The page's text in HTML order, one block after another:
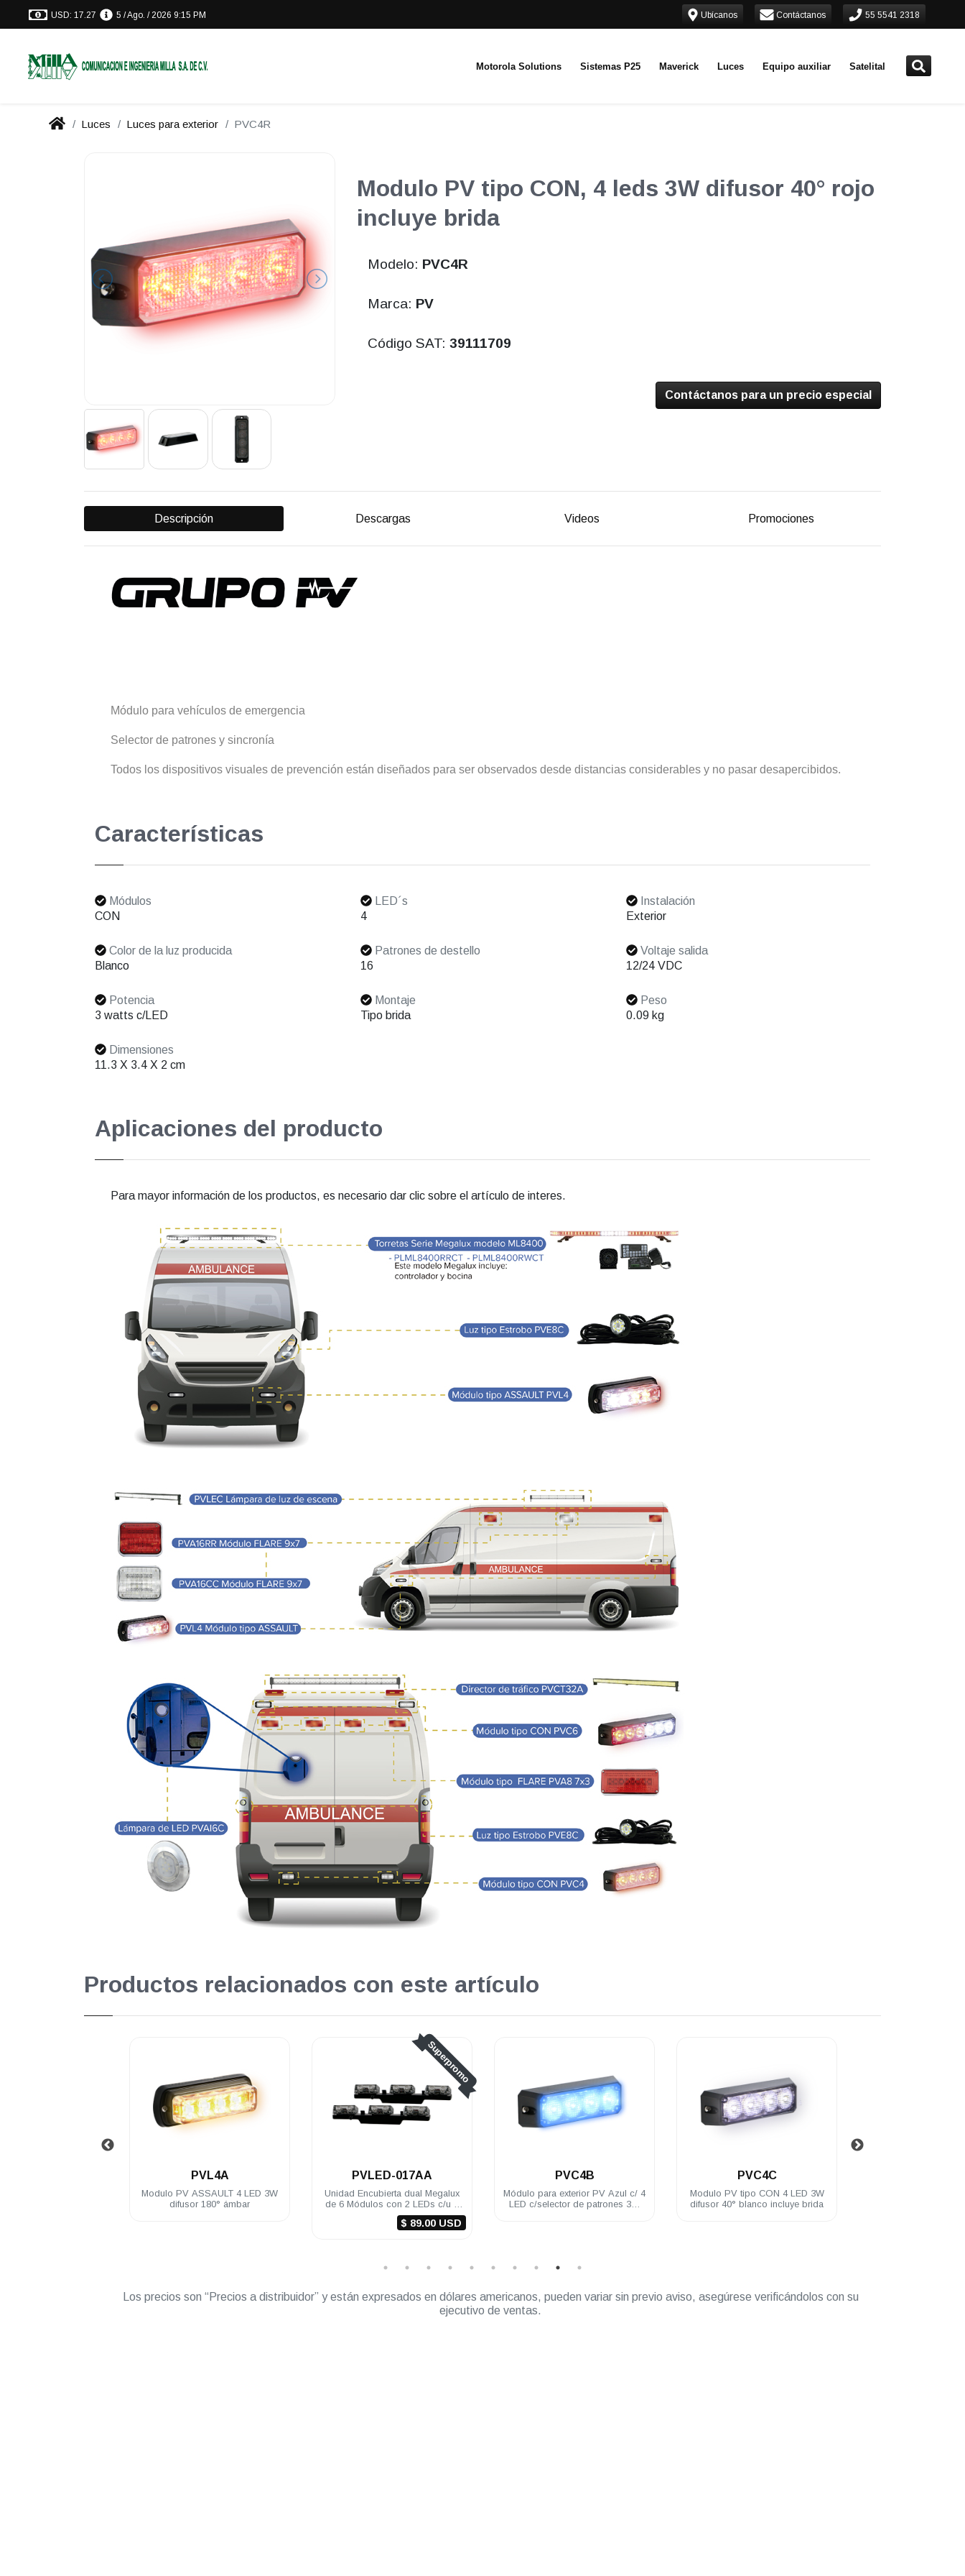
USD: 17.27 5 / Ago. / 2026 9:15 PM Ubícanos Contáctanos 55 5541 2318
Motorola Solutions Sistemas P25 Maverick Luces Equipo auxiliar Satelital
Luces Luces para exterior PVC4R
Modulo PV tipo CON, 4 leds 3W difusor 40° rojo
incluye brida
Modelo: PVC4R
Marca: PV
Código SAT: 39111709
Contáctanos para un precio especial
Descripción Descargas Videos Promociones
Módulo para vehículos de emergencia
Selector de patrones y sincronía
Todos los dispositivos visuales de prevención están diseñados para ser observados desde distancias considerables y no pasar desapercibidos.
Características
Módulos
CON
LED´s
4
Instalación
Exterior
Color de la luz producida
Blanco
Patrones de destello
16
Voltaje salida
12/24 VDC
Potencia
3 watts c/LED
Montaje
Tipo brida
Peso
0.09 kg
Dimensiones
11.3 X 3.4 X 2 cm
Aplicaciones del producto
Para mayor información de los productos, es necesario dar clic sobre el artículo de interes.
Productos relacionados con este artículo
PVL4A
Modulo PV ASSAULT 4 LED 3W
difusor 180° ámbar
Superpromo
PVLED-017AA
Unidad Encubierta dual Megalux
de 6 Módulos con 2 LEDs c/u 1
Watt c/led 12 VDC color Ámbar/
Ámbar$ 89.00 USD
PVC4B
Módulo para exterior PV Azul c/ 4
LED c/selector de patrones 3W
PVC4C
Modulo PV tipo CON 4 LED 3W
difusor 40° blanco incluye brida
Los precios son “Precios a distribuidor” y están expresados en dólares americanos, pueden variar sin previo aviso, asegúrese verificándolos con su
ejecutivo de ventas.